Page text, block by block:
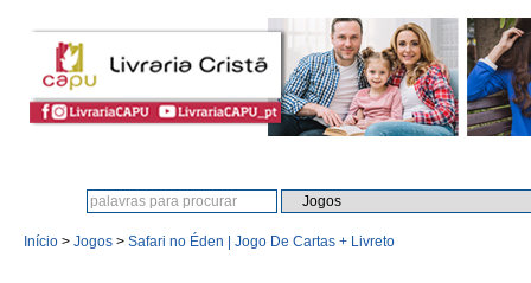
Início > Jogos > Safari no Éden | Jogo De Cartas + Livreto